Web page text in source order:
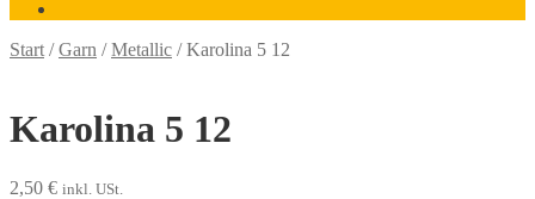
Start /Garn /Metallic /Karolina 5 12
Karolina 5 12
2,50 € inkl. USt.